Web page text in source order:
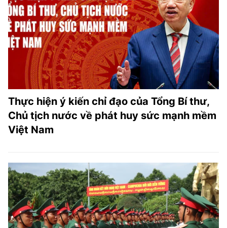
Thực hiện ý kiến chỉ đạo của Tổng Bí thư,
Chủ tịch nước về phát huy sức mạnh mềm
Việt Nam